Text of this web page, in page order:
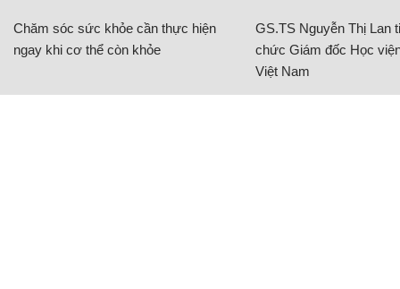
Chăm sóc sức khỏe cần thực hiện
ngay khi cơ thể còn khỏe
GS.TS Nguyễn Thị Lan
chức Giám đốc Học
Việt Nam